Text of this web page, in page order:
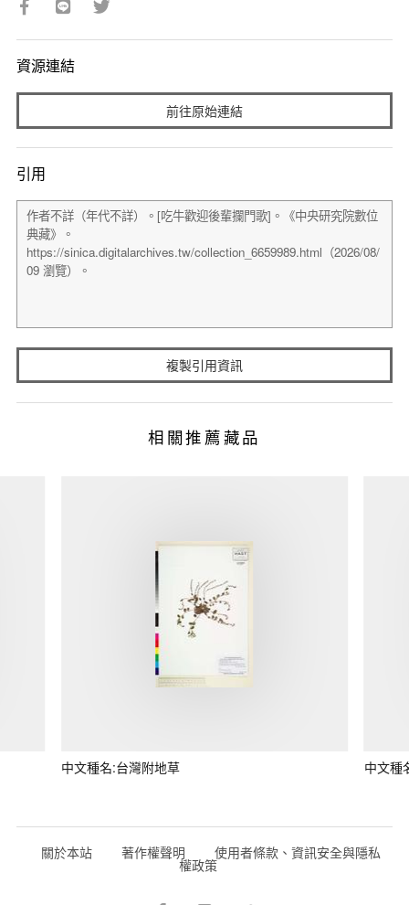
資源連結
前往原始連結
引用
複製引用資訊
相關推薦藏品
中文種名:台灣附地草 中文種
關於本站 著作權聲明 使用者條款、資訊安全與隱私
權政策